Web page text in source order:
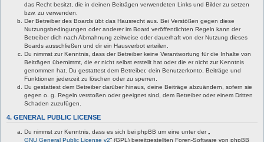
das Recht besitzt, die in deinen Beiträgen verwendeten Links und Bilder zu setzen
bzw. zu verwenden.
Der Betreiber des Boards übt das Hausrecht aus. Bei Verstößen gegen diese
Nutzungsbedingungen oder anderer im Board veröffentlichten Regeln kann der
Betreiber dich nach Abmahnung zeitweise oder dauerhaft von der Nutzung dieses
Boards ausschließen und dir ein Hausverbot erteilen.
Du nimmst zur Kenntnis, dass der Betreiber keine Verantwortung für die Inhalte von
Beiträgen übernimmt, die er nicht selbst erstellt hat oder die er nicht zur Kenntnis
genommen hat. Du gestattest dem Betreiber, dein Benutzerkonto, Beiträge und
Funktionen jederzeit zu löschen oder zu sperren.
Du gestattest dem Betreiber darüber hinaus, deine Beiträge abzuändern, sofern sie
gegen o. g. Regeln verstoßen oder geeignet sind, dem Betreiber oder einem Dritten
Schaden zuzufügen.
4. GENERAL PUBLIC LICENSE
Du nimmst zur Kenntnis, dass es sich bei phpBB um eine unter der „
GNU General Public License v2“ (GPL) bereitgestellten Foren-Software von phpBB